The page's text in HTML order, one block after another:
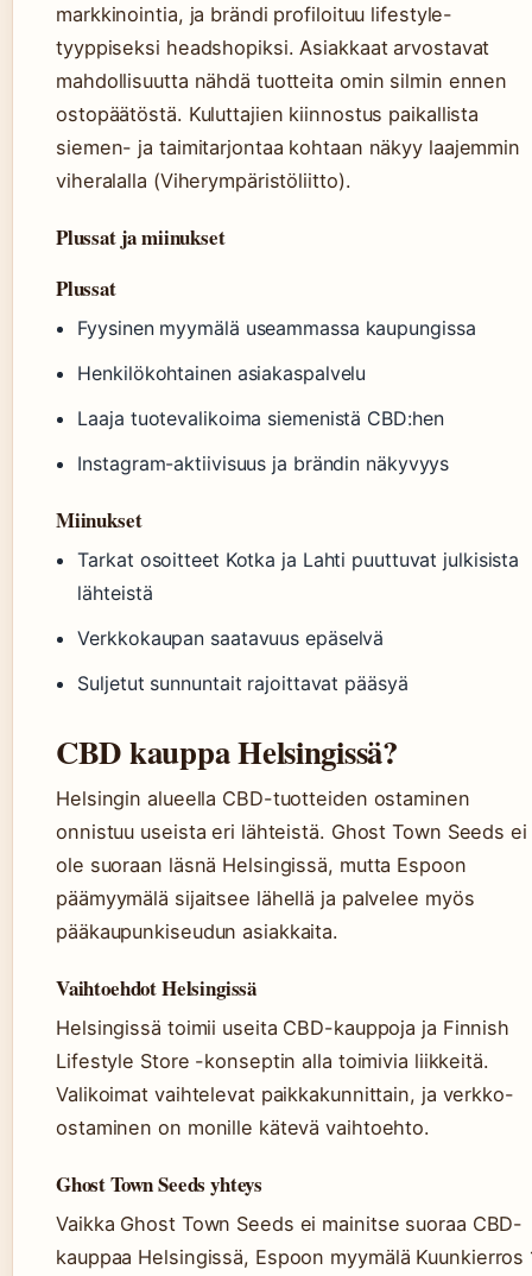
markkinointia, ja brändi profiloituu lifestyle-
tyyppiseksi headshopiksi. Asiakkaat arvostavat
mahdollisuutta nähdä tuotteita omin silmin ennen
ostopäätöstä. Kuluttajien kiinnostus paikallista
siemen- ja taimitarjontaa kohtaan näkyy laajemmin
viheralalla (Viherympäristöliitto).
Plussat ja miinukset
Plussat
Fyysinen myymälä useammassa kaupungissa
Henkilökohtainen asiakaspalvelu
Laaja tuotevalikoima siemenistä CBD:hen
Instagram-aktiivisuus ja brändin näkyvyys
Miinukset
Tarkat osoitteet Kotka ja Lahti puuttuvat julkisista
lähteistä
Verkkokaupan saatavuus epäselvä
Suljetut sunnuntait rajoittavat pääsyä
CBD kauppa Helsingissä?
Helsingin alueella CBD-tuotteiden ostaminen
onnistuu useista eri lähteistä. Ghost Town Seeds ei
ole suoraan läsnä Helsingissä, mutta Espoon
päämyymälä sijaitsee lähellä ja palvelee myös
pääkaupunkiseudun asiakkaita.
Vaihtoehdot Helsingissä
Helsingissä toimii useita CBD-kauppoja ja Finnish
Lifestyle Store -konseptin alla toimivia liikkeitä.
Valikoimat vaihtelevat paikkakunnittain, ja verkko-
ostaminen on monille kätevä vaihtoehto.
Ghost Town Seeds yhteys
Vaikka Ghost Town Seeds ei mainitse suoraa CBD-
kauppaa Helsingissä, Espoon myymälä Kuunkierros